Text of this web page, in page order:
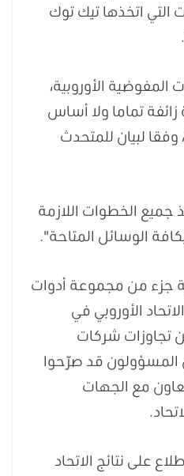
التي اتخذها تيك توك
الأوروبية،
تماما ولا أساس
لبيان للمتحدث
الخطوات اللازمة
الوسائل المتاحة".
جزء من مجموعة أدوات
الأوروبي في
تجاوزات شركات
المسؤولون قد صرّحوا
مع الجهات
على نتائج الاتحاد